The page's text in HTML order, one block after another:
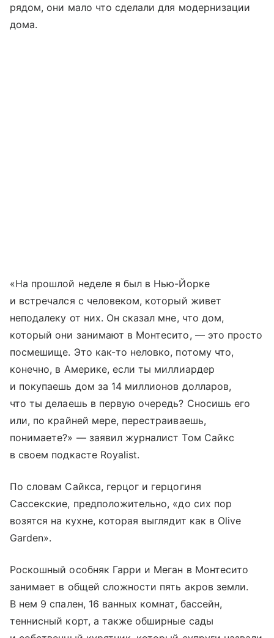
рядом, они мало что сделали для модернизации
дома.
«На прошлой неделе я был в Нью-Йорке
и встречался с человеком, который живет
неподалеку от них. Он сказал мне, что дом,
который они занимают в Монтесито, — это просто
посмешище. Это как-то неловко, потому что,
конечно, в Америке, если ты миллиардер
и покупаешь дом за 14 миллионов долларов,
что ты делаешь в первую очередь? Сносишь его
или, по крайней мере, перестраиваешь,
понимаете?» — заявил журналист Том Сайкс
в своем подкасте Royalist.
По словам Сайкса, герцог и герцогиня
Сассекские, предположительно, «до сих пор
возятся на кухне, которая выглядит как в Olive
Garden».
Роскошный особняк Гарри и Меган в Монтесито
занимает в общей сложности пять акров земли.
В нем 9 спален, 16 ванных комнат, бассейн,
теннисный корт, а также обширные сады